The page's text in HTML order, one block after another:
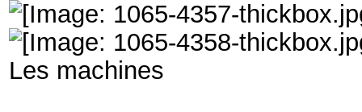
Les machines